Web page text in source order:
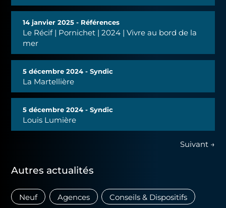
14 janvier 2025 - Références
Le Récif | Pornichet | 2024 | Vivre au bord de la
mer
5 décembre 2024 - Syndic
La Martellière
5 décembre 2024 - Syndic
Louis Lumière
Suivant →
Autres actualités
Neuf Agences Conseils & Dispositifs